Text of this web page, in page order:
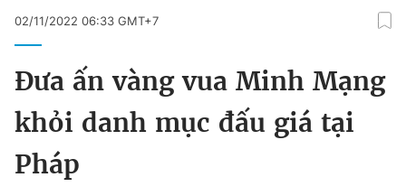
Chuyên mục khác
Chào ngày mới
Đổi mật khẩu
Tin đã lưu
Tin đã xem
02/11/2022 06:33 GMT+7
Đưa ấn vàng vua Minh Mạng
khỏi danh mục đấu giá tại
Pháp